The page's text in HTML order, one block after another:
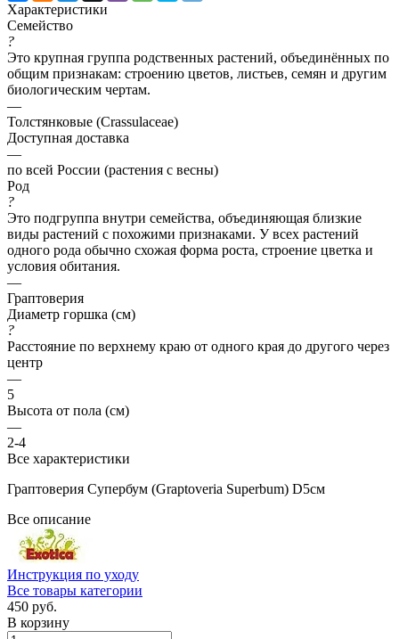
Характеристики
Семейство
?
Это крупная группа родственных растений, объединённых по
общим признакам: строению цветов, листьев, семян и другим
биологическим чертам.
—
Толстянковые (Crassulaceae)
Доступная доставка
—
по всей России (растения с весны)
Род
?
Это подгруппа внутри семейства, объединяющая близкие
виды растений с похожими признаками. У всех растений
одного рода обычно схожая форма роста, строение цветка и
условия обитания.
—
Граптоверия
Диаметр горшка (см)
?
Расстояние по верхнему краю от одного края до другого через
центр
—
5
Высота от пола (см)
—
2-4
Все характеристики
Граптоверия Супербум (Graptoveria Superbum) D5см
Все описание
Инструкция по уходу
Все товары категории
450 руб.
В корзину